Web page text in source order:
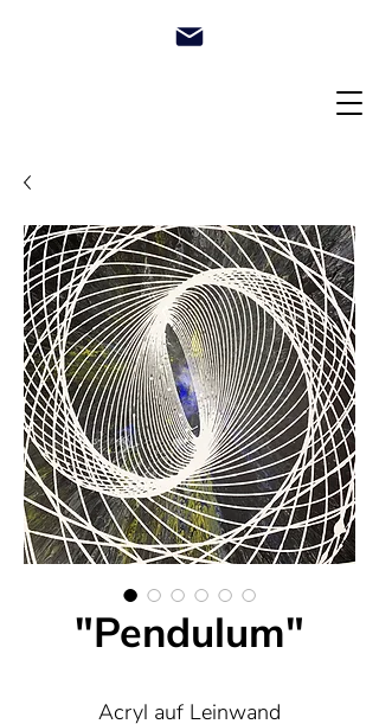
"Pendulum"
Acryl auf Leinwand